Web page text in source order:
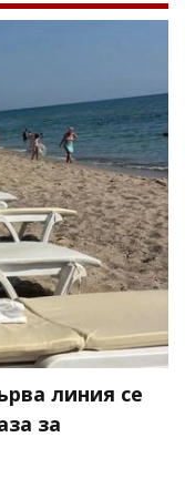
линия се
за